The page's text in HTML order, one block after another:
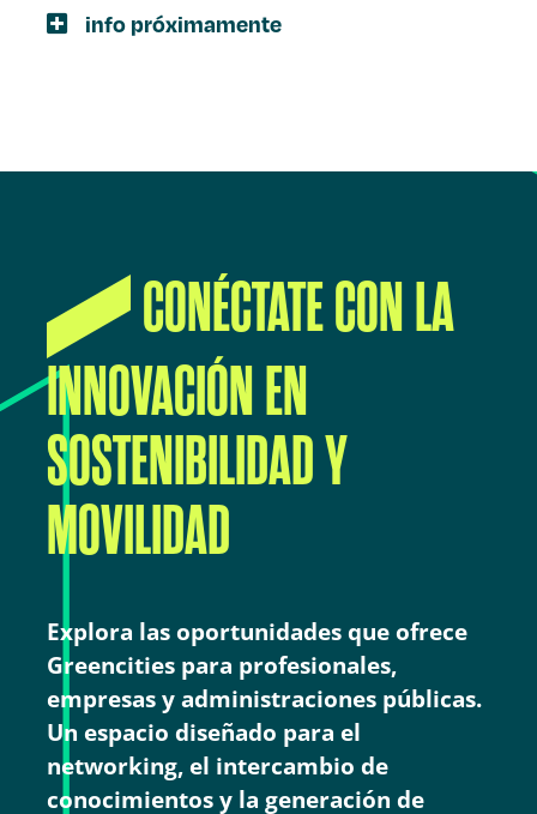
info próximamente
CONÉCTATE CON LA
INNOVACIÓN EN
SOSTENIBILIDAD Y
MOVILIDAD
Explora las oportunidades que ofrece
Greencities para profesionales,
empresas y administraciones públicas.
Un espacio diseñado para el
networking, el intercambio de
conocimientos y la generación de